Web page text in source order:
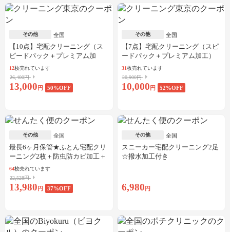
その他 全国
【10点】宅配クリーニング（ス
ピードパック＋プレミアム加
工）
12枚売れています
26,400円
13,000 円 50%OFF
その他 全国
【7点】宅配クリーニング（スピ
ードパック＋プレミアム加工）
31枚売れています
20,900円
10,000 円 52%OFF
その他 全国
最長6ヶ月保管★ふとん宅配クリ
ーニング2枚＋防虫防カビ加工＋
しみ抜き
64枚売れています
22,528円
13,980 円 37%OFF
その他 全国
スニーカー宅配クリーニング2足
☆撥水加工付き
6,980 円